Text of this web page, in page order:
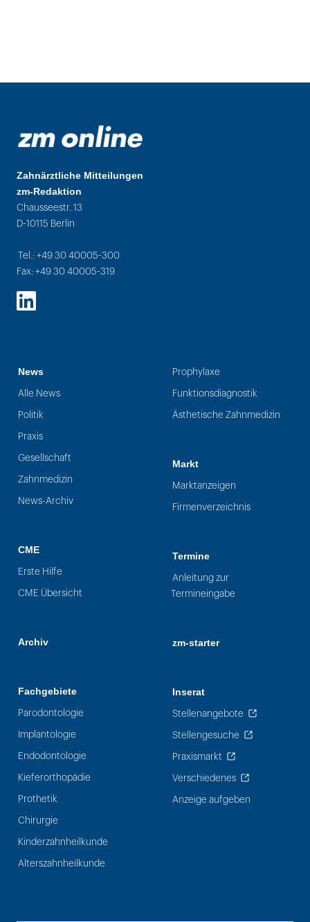
Zahnärztliche Mitteilungen
zm-Redaktion
Chausseestr. 13
D-10115 Berlin
Tel.: +49 30 40005-300
Fax: +49 30 40005-319
LinkedIn
News
Alle News
Politik
Praxis
Gesellschaft
Zahnmedizin
News-Archiv
CME
Erste Hilfe
CME Übersicht
Archiv
Fachgebiete
Parodontologie
Implantologie
Endodontologie
Kieferorthopädie
Prothetik
Chirurgie
Kinderzahnheilkunde
Alterszahnheilkunde
Prophylaxe
Funktionsdiagnostik
Ästhetische Zahnmedizin
Markt
Marktanzeigen
Firmenverzeichnis
Termine
Anleitung zur
Termineingabe
zm-starter
Inserat
Stellenangebote
Stellengesuche
Praxismarkt
Verschiedenes
Anzeige aufgeben